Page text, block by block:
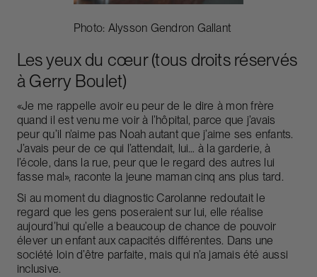
Photo: Alysson Gendron Gallant
Les yeux du cœur (tous droits réservés
à Gerry Boulet)
«Je me rappelle avoir eu peur de le dire à mon frère
quand il est venu me voir à l’hôpital, parce que j’avais
peur qu’il n’aime pas Noah autant que j’aime ses enfants.
J’avais peur de ce qui l’attendait, lui… à la garderie, à
l’école, dans la rue, peur que le regard des autres lui
fasse mal», raconte la jeune maman cinq ans plus tard.
Si au moment du diagnostic Carolanne redoutait le
regard que les gens poseraient sur lui, elle réalise
aujourd’hui qu’elle a beaucoup de chance de pouvoir
élever un enfant aux capacités différentes. Dans une
société loin d’être parfaite, mais qui n’a jamais été aussi
inclusive.